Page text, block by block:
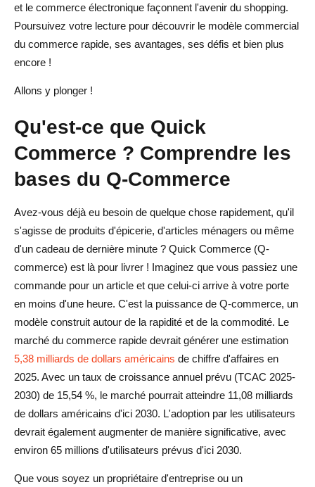
Un avantage concurrentiel grâce à la rapidité de livraison
Des marges bénéficiaires plus élevées grâce à des
chaînes d'approvisionnement localisées
Défis et problèmes du commerce rapide
commerce rapide
Défis technologiques pour les entreprises de commerce
rapide
Obstacles réglementaires dans les opérations de
commerce rapide
pour démarrer une entreprise de Q-Commerce
Configuration de hubs locaux pour une livraison rapide
Choisir les bons produits pour un commerce rapide
La technologie dont vous avez besoin pour soutenir le
commerce rapide
L'avenir du commerce rapide : quelle est la prochaine
étape pour Q-Commerce ?
Les avancées technologiques façonnent le commerce
rapide
et le commerce électronique façonnent l'avenir du shopping.
Poursuivez votre lecture pour découvrir le modèle commercial
du commerce rapide, ses avantages, ses défis et bien plus
encore !
Allons y plonger !
Qu'est-ce que Quick
Commerce ? Comprendre les
bases du Q-Commerce
Avez-vous déjà eu besoin de quelque chose rapidement, qu'il
s'agisse de produits d'épicerie, d'articles ménagers ou même
d'un cadeau de dernière minute ? Quick Commerce (Q-
commerce) est là pour livrer ! Imaginez que vous passiez une
commande pour un article et que celui-ci arrive à votre porte
en moins d'une heure. C'est la puissance de Q-commerce, un
modèle construit autour de la rapidité et de la commodité. Le
marché du commerce rapide devrait générer une estimation
5,38 milliards de dollars américains de chiffre d'affaires en
2025. Avec un taux de croissance annuel prévu (TCAC 2025-
2030) de 15,54 %, le marché pourrait atteindre 11,08 milliards
de dollars américains d'ici 2030. L'adoption par les utilisateurs
devrait également augmenter de manière significative, avec
environ 65 millions d'utilisateurs prévus d'ici 2030.
Que vous soyez un propriétaire d'entreprise ou un